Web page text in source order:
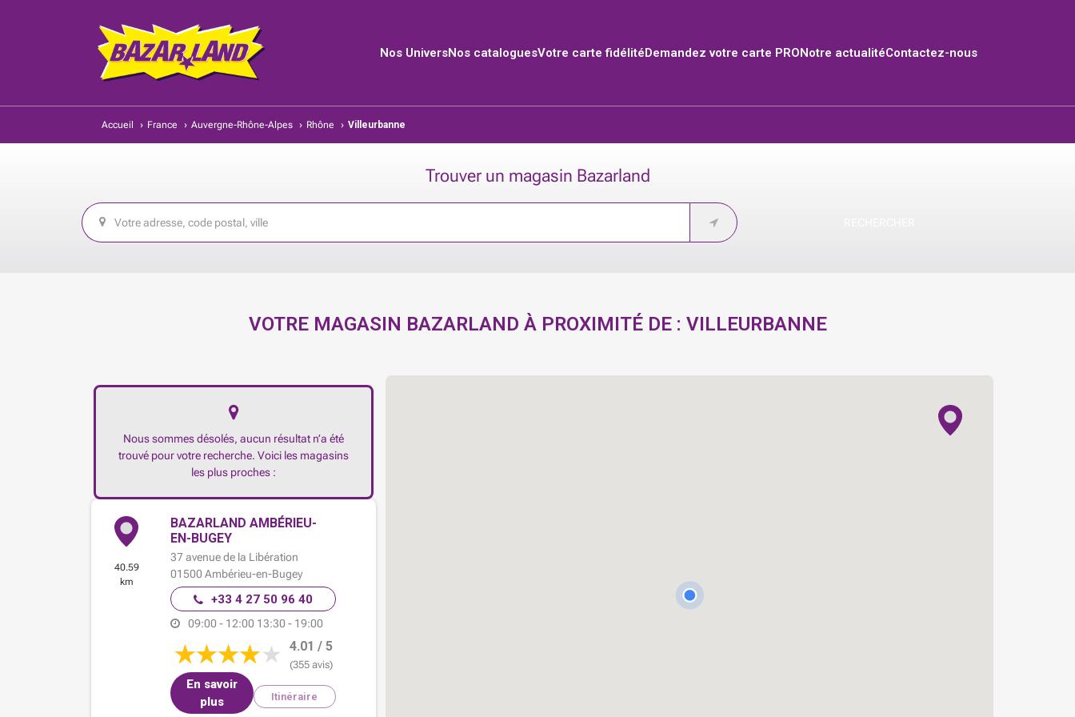
Nos UniversNos cataloguesVotre carte fidélitéDemandez votre carte PRONotre actualitéContactez-nous
Accueil › France › Auvergne-Rhône-Alpes › Rhône › Villeurbanne
Trouver un magasin Bazarland
VOTRE MAGASIN BAZARLAND À PROXIMITÉ DE : VILLEURBANNE
Nous sommes désolés, aucun résultat n’a été
trouvé pour votre recherche. Voici les magasins
les plus proches :
40.59
km
BAZARLAND AMBÉRIEU-
EN-BUGEY
37 avenue de la Libération
01500 Ambérieu-en-Bugey
+33 4 27 50 96 40
09:00 - 12:00 13:30 - 19:00
4.01 / 5
(355 avis)
En savoir
plus
Itinéraire